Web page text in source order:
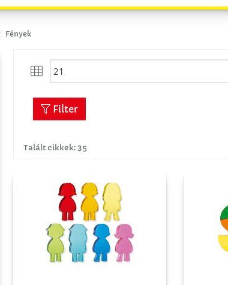
Fények
Talált cikkek: 35
Filter